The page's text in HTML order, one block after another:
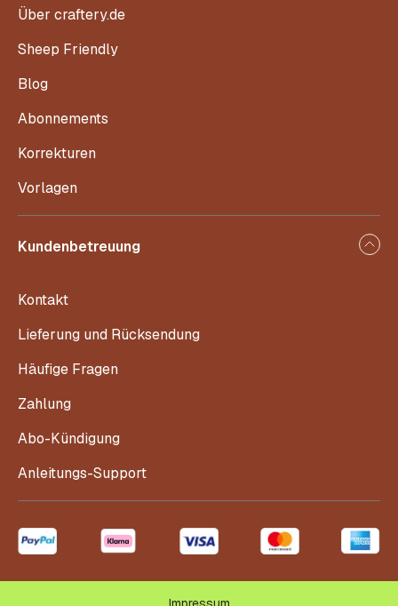
Über craftery.de
Sheep Friendly
Blog
Abonnements
Korrekturen
Vorlagen
Kundenbetreuung
Kontakt
Lieferung und Rücksendung
Häufige Fragen
Zahlung
Abo-Kündigung
Anleitungs-Support